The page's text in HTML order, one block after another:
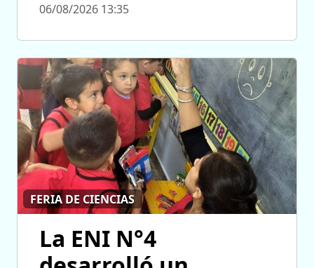
06/08/2026 13:35
FERIA DE CIENCIAS
La ENI N°4